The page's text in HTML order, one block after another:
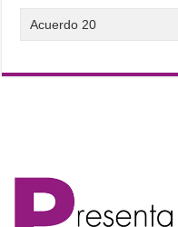
Acuerdo 20